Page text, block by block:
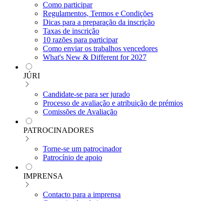
Como participar
Regulamentos, Termos e Condições
Dicas para a preparação da inscrição
Taxas de inscrição
10 razões para participar
Como enviar os trabalhos vencedores
What's New & Different for 2027
JÚRI
Candidate-se para ser jurado
Processo de avaliação e atribuição de prémios
Comissões de Avaliação
PATROCINADORES
Torne-se um patrocinador
Patrocínio de apoio
IMPRENSA
Contacto para a imprensa